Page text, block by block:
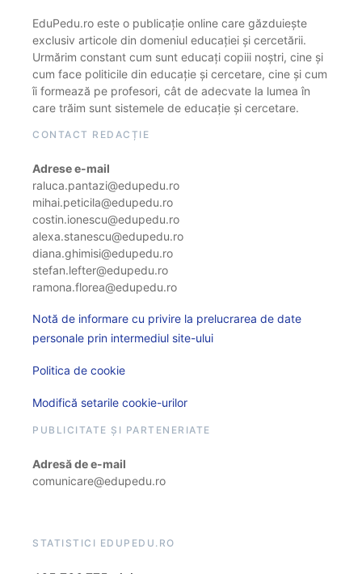
EduPedu.ro este o publicație online care găzduiește
exclusiv articole din domeniul educației și cercetării.
Urmărim constant cum sunt educați copiii noștri, cine și
cum face politicile din educație și cercetare, cine și cum
îi formează pe profesori, cât de adecvate la lumea în
care trăim sunt sistemele de educație și cercetare.
CONTACT REDACȚIE
Adrese e-mail
raluca.pantazi@edupedu.ro
mihai.peticila@edupedu.ro
costin.ionescu@edupedu.ro
alexa.stanescu@edupedu.ro
diana.ghimisi@edupedu.ro
stefan.lefter@edupedu.ro
ramona.florea@edupedu.ro
Notă de informare cu privire la prelucrarea de date
personale prin intermediul site-ului
Politica de cookie
Modifică setarile cookie-urilor
PUBLICITATE ȘI PARTENERIATE
Adresă de e-mail
comunicare@edupedu.ro
STATISTICI EDUPEDU.RO